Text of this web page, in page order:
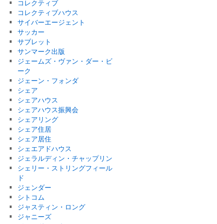
コレクティブ
コレクティブハウス
サイバーエージェント
サッカー
サブレット
サンマーク出版
ジェームズ・ヴァン・ダー・ビ
ーク
ジェーン・フォンダ
シェア
シェアハウス
シェアハウス振興会
シェアリング
シェア住居
シェア居住
シェエアドハウス
ジェラルディン・チャップリン
シェリー・ストリングフィール
ド
ジェンダー
シトコム
ジャスティン・ロング
ジャニーズ